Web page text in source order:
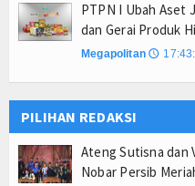
PTPN I Ubah Aset
dan Gerai Produk
Megapolitan 🕔
PILIHAN REDAKSI
Ateng Sutisna dan
Nobar Persib